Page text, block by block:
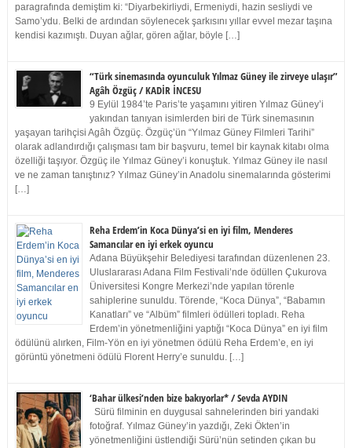
paragrafında demiştim ki: “Diyarbekirliydi, Ermeniydi, hazin sesliydi ve
Samo’ydu. Belki de ardından söylenecek şarkısını yıllar evvel mezar taşına
kendisi kazımıştı. Duyan ağlar, gören ağlar, böyle […]
“Türk sinemasında oyunculuk Yılmaz Güney ile zirveye ulaşır”
Agâh Özgüç / KADİR İNCESU
9 Eylül 1984’te Paris’te yaşamını yitiren Yılmaz Güney’i
yakından tanıyan isimlerden biri de Türk sinemasının
yaşayan tarihçisi Agâh Özgüç. Özgüç’ün “Yılmaz Güney Filmleri Tarihi”
olarak adlandırdığı çalışması tam bir başvuru, temel bir kaynak kitabı olma
özelliği taşıyor. Özgüç ile Yılmaz Güney’i konuştuk. Yılmaz Güney ile nasıl
ve ne zaman tanıştınız? Yılmaz Güney’in Anadolu sinemalarında gösterimi
[…]
Reha Erdem’in Koca Dünya’si en iyi film, Menderes
Samancılar en iyi erkek oyuncu
Adana Büyükşehir Belediyesi tarafından düzenlenen 23.
Uluslararası Adana Film Festivali’nde ödüllen Çukurova
Üniversitesi Kongre Merkezi’nde yapılan törenle
sahiplerine sunuldu. Törende, “Koca Dünya”, “Babamın
Kanatları” ve “Albüm” filmleri ödülleri topladı. Reha
Erdem’in yönetmenliğini yaptığı “Koca Dünya” en iyi film
ödülünü alırken, Film-Yön en iyi yönetmen ödülü Reha Erdem’e, en iyi
görüntü yönetmeni ödülü Florent Herry’e sunuldu. […]
‘Bahar ülkesi’nden bize bakıyorlar* / Sevda AYDIN
Sürü filminin en duygusal sahnelerinden biri yandaki
fotoğraf. Yılmaz Güney’in yazdığı, Zeki Ökten’in
yönetmenliğini üstlendiği Sürü’nün setinden çıkan bu